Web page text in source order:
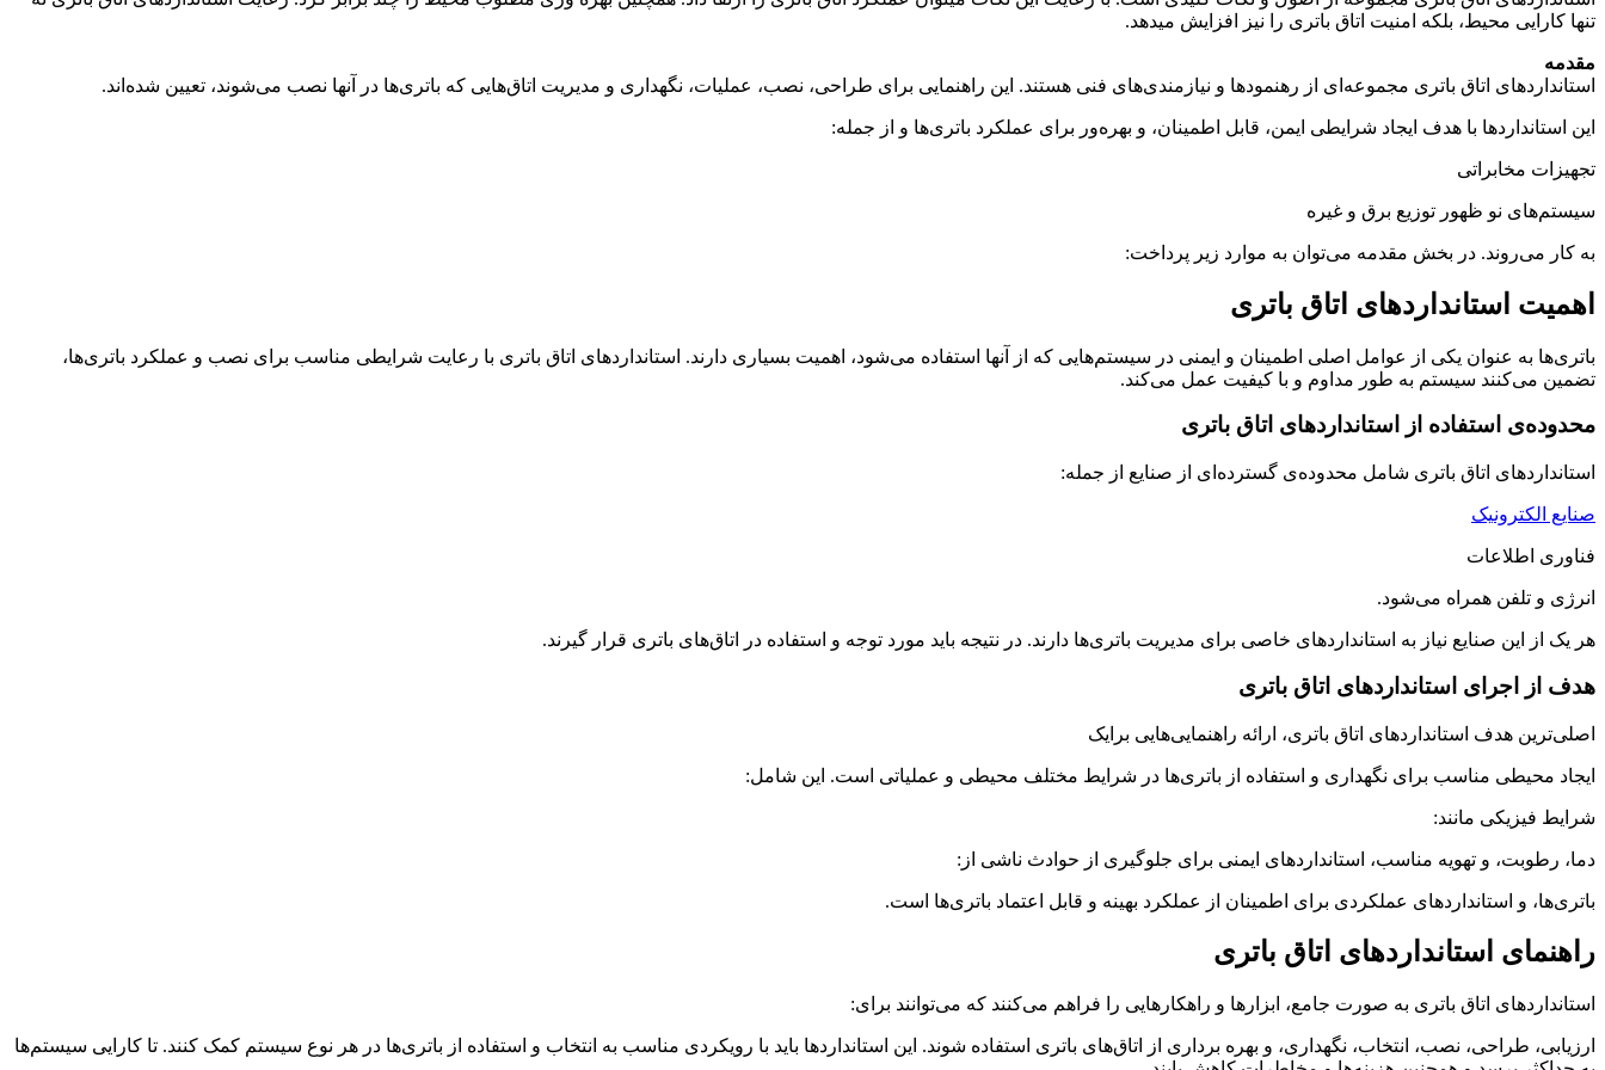
تنها کارایی محیط، بلکه امنیت اتاق باتری را نیز افزایش میدهد.
مقدمه
استانداردهای اتاق باتری مجموعه‌ای از رهنمودها و نیازمندی‌های فنی هستند. این راهنمایی برای طراحی، نصب، عملیات، نگهداری و مدیریت اتاق‌هایی که باتری‌ها در آنها نصب می‌شوند، تعیین شده‌اند.
این استانداردها با هدف ایجاد شرایطی ایمن، قابل اطمینان، و بهره‌ور برای عملکرد باتری‌ها و از جمله:
تجهیزات مخابراتی
سیستم‌های نو ظهور توزیع برق و غیره
به‌ کار می‌روند. در بخش مقدمه می‌توان به موارد زیر پرداخت:
اهمیت استانداردهای اتاق باتری
باتری‌ها به عنوان یکی از عوامل اصلی اطمینان و ایمنی در سیستم‌هایی که از آنها استفاده می‌شود، اهمیت بسیاری دارند. استانداردهای اتاق باتری با رعایت شرایطی مناسب برای نصب و عملکرد باتری‌ها،
تضمین می‌کنند سیستم به طور مداوم و با کیفیت عمل می‌کند.
محدوده‌ی استفاده از استانداردهای اتاق باتری
استانداردهای اتاق باتری شامل محدوده‌ی گسترده‌ای از صنایع از جمله:
صنایع الکترونیک
فناوری اطلاعات
انرژی و تلفن همراه می‌شود.
هر یک از این صنایع نیاز به استانداردهای خاصی برای مدیریت باتری‌ها دارند. در نتیجه باید مورد توجه و استفاده در اتاق‌های باتری قرار گیرند.
هدف از اجرای استانداردهای اتاق باتری
اصلی‌ترین هدف استانداردهای اتاق باتری، ارائه راهنمایی‌هایی برایک
ایجاد محیطی مناسب برای نگهداری و استفاده از باتری‌ها در شرایط مختلف محیطی و عملیاتی است. این شامل:
شرایط فیزیکی مانند:
دما، رطوبت، و تهویه مناسب، استانداردهای ایمنی برای جلوگیری از حوادث ناشی از:
باتری‌ها، و استانداردهای عملکردی برای اطمینان از عملکرد بهینه و قابل اعتماد باتری‌ها است.
راهنمای استانداردهای اتاق باتری
استانداردهای اتاق باتری به صورت جامع، ابزارها و راهکارهایی را فراهم می‌کنند که می‌توانند برای:
ارزیابی، طراحی، نصب، انتخاب، نگهداری، و بهره ‌برداری از اتاق‌های باتری استفاده شوند. این استانداردها باید با رویکردی مناسب به انتخاب و استفاده از باتری‌ها در هر نوع سیستم کمک کنند. تا کارایی سیستم‌ها